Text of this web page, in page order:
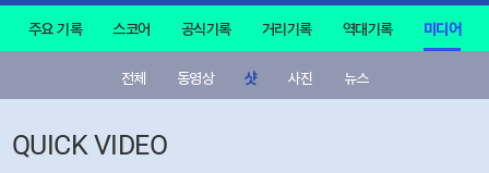
주요 기록 스코어 공식기록 거리기록 역대기록 미디어
전체 동영상 샷 사진 뉴스
QUICK VIDEO